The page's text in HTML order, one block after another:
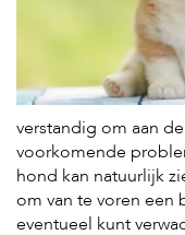
l
a
n
t
e
n
s
e
verstandig om aan
voorkomende
hond kan natuurlijk
om van te voren een
eventueel kunt